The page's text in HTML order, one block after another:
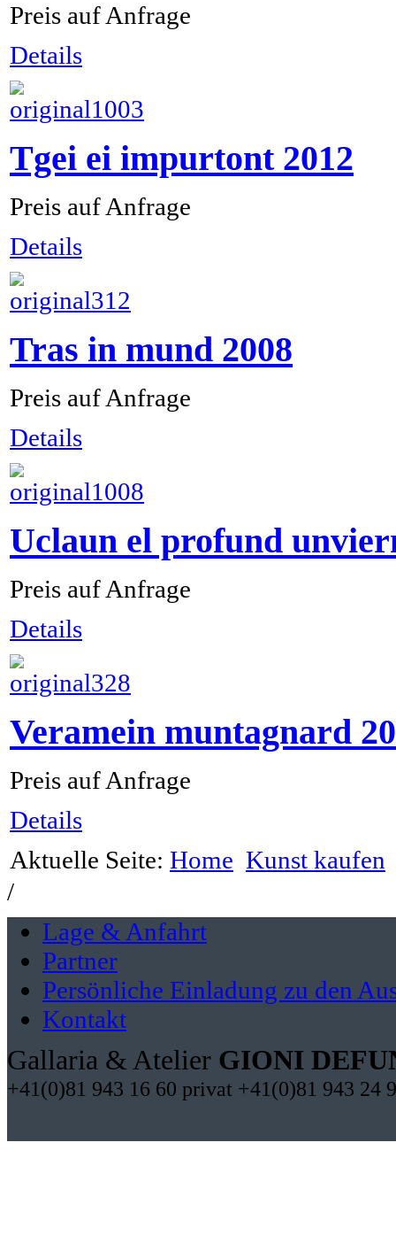
Preis auf Anfrage
Details
Tgei ei impurtont 2012
Preis auf Anfrage
Details
Tras in mund 2008
Preis auf Anfrage
Details
Uclaun el profund
Preis auf Anfrage
Details
Veramein muntagnard
Preis auf Anfrage
Details
Aktuelle Seite: Home Kunst kaufen
/
Lage & Anfahrt
Partner
Persönliche Einladung zu den
Kontakt
Gallaria & Atelier GIONI
+41(0)81 943 16 60 privat +41(0)81 943 24